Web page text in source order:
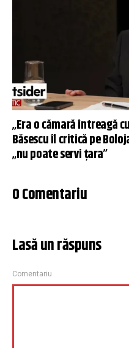
„Era o cămară întreagă
Băsescu îl critică pe
„nu poate servi țara”
0 Comentariu
Lasă un răspuns
Comentariu